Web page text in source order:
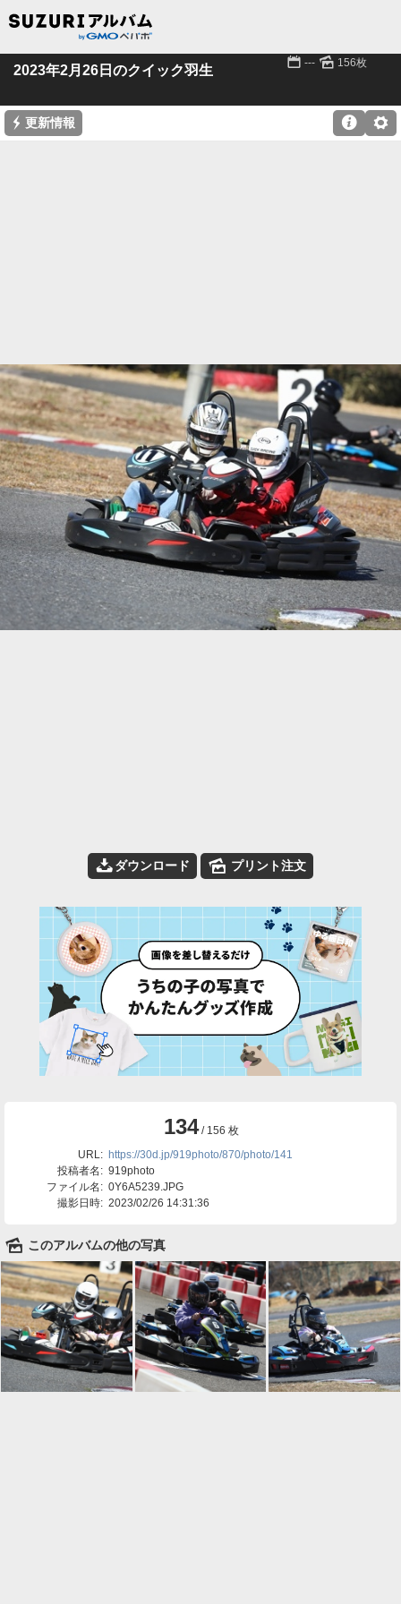
2023年2月26日のクイック羽生 📅 --- 🌄 156枚
⚡ 更新情報 ⚙

📥ダウンロード 🌄 プリント注文
134/ 156 枚
URL: https://30d.jp/919photo/870/photo/141
投稿者名: 919photo
ファイル名: 0Y6A5239.JPG
撮影日時: 2023/02/26 14:31:36
🌄 このアルバムの他の写真